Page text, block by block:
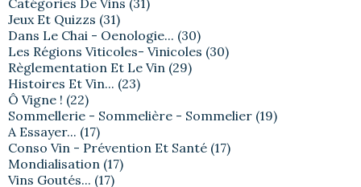
Catégories De Vins (31)
Jeux Et Quizzs (31)
Dans Le Chai - Oenologie... (30)
Les Régions Viticoles- Vinicoles (30)
Règlementation Et Le Vin (29)
Histoires Et Vin... (23)
Ô Vigne ! (22)
Sommellerie - Sommelière - Sommelier (19)
A Essayer... (17)
Conso Vin - Prévention Et Santé (17)
Mondialisation (17)
Vins Goutés... (17)